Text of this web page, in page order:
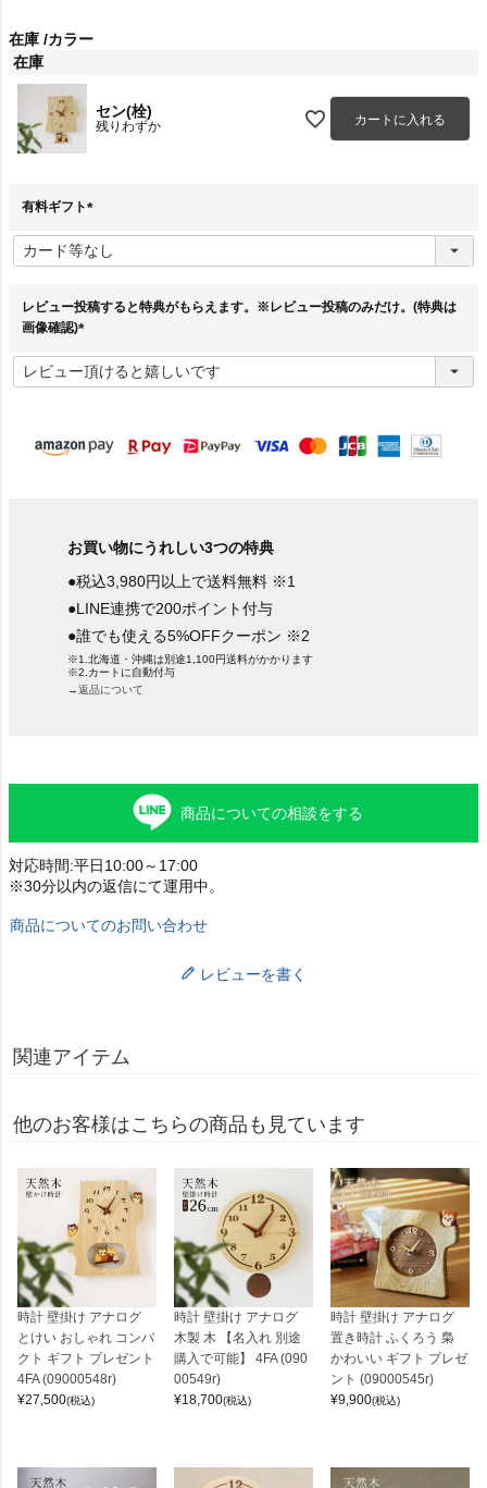
在庫 カラー
在庫
セン(栓)
残りわずか カートに入れる
有料ギフト
必
須
レビュー投稿すると特典がもらえます。※レビュー投稿のみだけ。(特典は
画像確認)
必
須
お買い物にうれしい3つの特典
●税込3,980円以上で送料無料 ※1
●LINE連携で200ポイント付与
●誰でも使える5%OFFクーポン ※2
※1.北海道・沖縄は別途1,100円送料がかかります
※2.カートに自動付与
→返品について
商品についての相談をする
対応時間:平日10:00～17:00
※30分以内の返信にて運用中。
商品についてのお問い合わせ
レビューを書く
関連アイテム
他のお客様はこちらの商品も見ています
時計 壁掛け アナログ
とけい おしゃれ コンパ
クト ギフト プレゼント
4FA (09000548r)
¥27,500(税込)
時計 壁掛け アナログ
木製 木 【名入れ 別途
購入で可能】 4FA (090
00549r)
¥18,700(税込)
時計 壁掛け アナログ
置き時計 ふくろう 梟
かわいい ギフト プレゼ
ント (09000545r)
¥9,900(税込)